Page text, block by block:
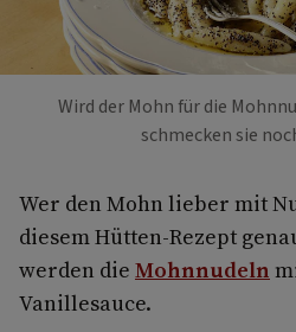
Wird der Mohn für die
schmecken sie
Wer den Mohn lieber mit
diesem Hütten-Rezept
werden die Mohnnudeln
Vanillesauce.